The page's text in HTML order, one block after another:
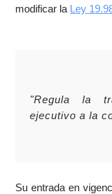
modificar la Ley
"Regula la
ejecutivo a la
Su entrada en